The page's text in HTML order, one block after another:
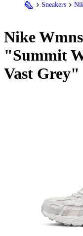
Sneakers
Nike
"Summit
Vast Grey"